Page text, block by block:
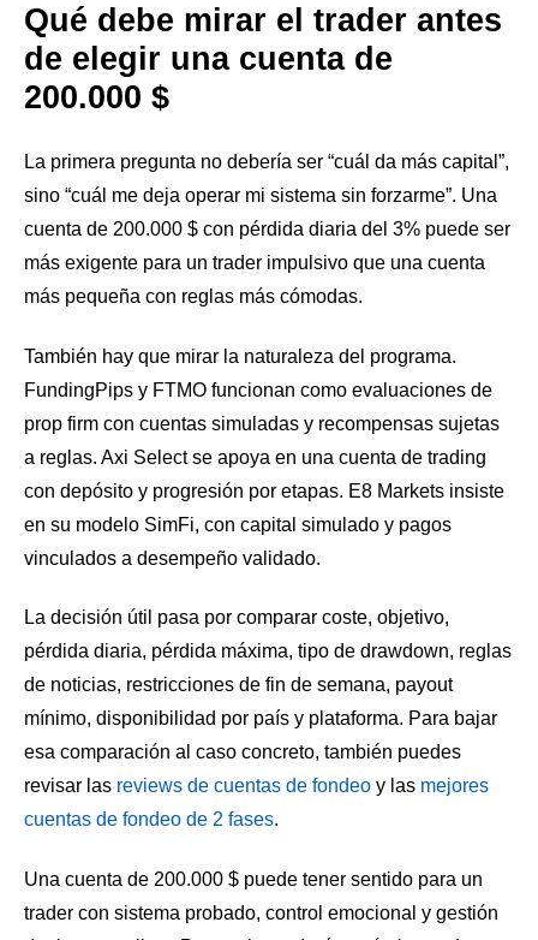
Qué debe mirar el trader antes
de elegir una cuenta de
200.000 $
La primera pregunta no debería ser “cuál da más capital”,
sino “cuál me deja operar mi sistema sin forzarme”. Una
cuenta de 200.000 $ con pérdida diaria del 3% puede ser
más exigente para un trader impulsivo que una cuenta
más pequeña con reglas más cómodas.
También hay que mirar la naturaleza del programa.
FundingPips y FTMO funcionan como evaluaciones de
prop firm con cuentas simuladas y recompensas sujetas
a reglas. Axi Select se apoya en una cuenta de trading
con depósito y progresión por etapas. E8 Markets insiste
en su modelo SimFi, con capital simulado y pagos
vinculados a desempeño validado.
La decisión útil pasa por comparar coste, objetivo,
pérdida diaria, pérdida máxima, tipo de drawdown, reglas
de noticias, restricciones de fin de semana, payout
mínimo, disponibilidad por país y plataforma. Para bajar
esa comparación al caso concreto, también puedes
revisar las reviews de cuentas de fondeo y las mejores
cuentas de fondeo de 2 fases.
Una cuenta de 200.000 $ puede tener sentido para un
trader con sistema probado, control emocional y gestión